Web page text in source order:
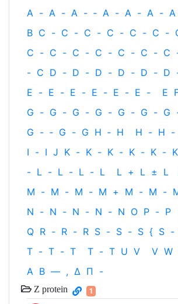
A - A - A - ‐ A - A - A - A
B C - C - C - C - C - C -
C - C - C - C - C - C - C
- C D - D - D - D - D - D
E - E - E - E - E - E - E
G - G - G - G - G - G - G
G - ‐ G - G H ‐ H H - H -
I - I J K - K - K - K - K - K
- L - L - L - L L + L ± L
M - M - M - M + M - M -
N - N - N - N - N O P - P
Q R - R - R S - S - S { S -
T - T - T T - T U V V W
Α Β — , Δ Π -
Z protein 1